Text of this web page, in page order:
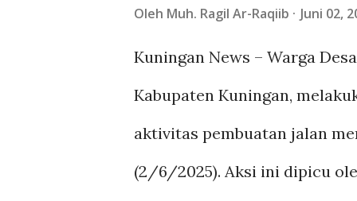
menyala, sehingga membuat
aman. Kondisi ini menjadi
sering dilalui oleh kendaraan.
dan khawatir saat melintasi
saya merasa tidak aman.
Oleh Muh. Ragil Ar-Raqiib Juni 02,
Kuningan News – Warga
Kabupaten Kuningan,
aktivitas pembuatan jalan
(2/6/2025). Aksi ini dipicu